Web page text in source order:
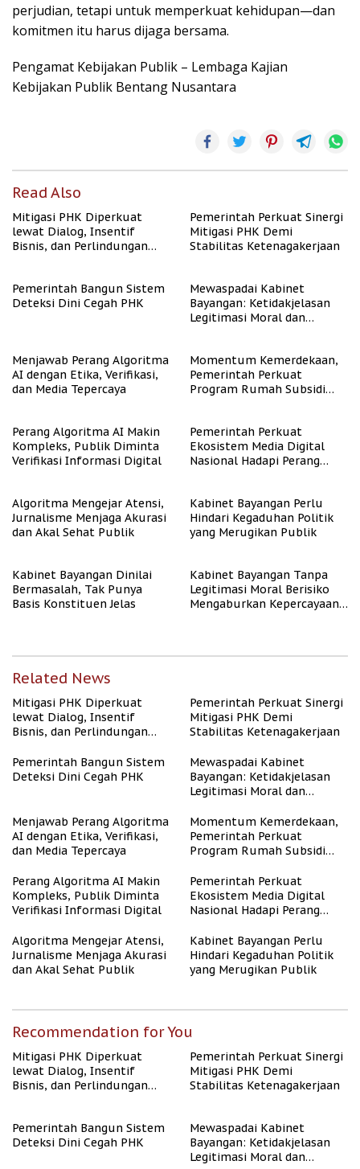
perjudian, tetapi untuk memperkuat kehidupan—dan
komitmen itu harus dijaga bersama.
Pengamat Kebijakan Publik – Lembaga Kajian
Kebijakan Publik Bentang Nusantara
Read Also
Mitigasi PHK Diperkuat
lewat Dialog, Insentif
Bisnis, dan Perlindungan
Pemerintah Perkuat Sinergi
Mitigasi PHK Demi
Stabilitas Ketenagakerjaan
Pemerintah Bangun Sistem
Deteksi Dini Cegah PHK
Mewaspadai Kabinet
Bayangan: Ketidakjelasan
Legitimasi Moral dan
Menjawab Perang Algoritma
AI dengan Etika, Verifikasi,
dan Media Tepercaya
Momentum Kemerdekaan,
Pemerintah Perkuat
Program Rumah Subsidi
Perang Algoritma AI Makin
Kompleks, Publik Diminta
Verifikasi Informasi Digital
Pemerintah Perkuat
Ekosistem Media Digital
Nasional Hadapi Perang
Algoritma Mengejar Atensi,
Jurnalisme Menjaga Akurasi
dan Akal Sehat Publik
Kabinet Bayangan Perlu
Hindari Kegaduhan Politik
yang Merugikan Publik
Kabinet Bayangan Dinilai
Bermasalah, Tak Punya
Basis Konstituen Jelas
Kabinet Bayangan Tanpa
Legitimasi Moral Berisiko
Mengaburkan Kepercayaan
Related News
Mitigasi PHK Diperkuat
lewat Dialog, Insentif
Bisnis, dan Perlindungan
Pemerintah Perkuat Sinergi
Mitigasi PHK Demi
Stabilitas Ketenagakerjaan
Pemerintah Bangun Sistem
Deteksi Dini Cegah PHK
Mewaspadai Kabinet
Bayangan: Ketidakjelasan
Legitimasi Moral dan
Menjawab Perang Algoritma
AI dengan Etika, Verifikasi,
dan Media Tepercaya
Momentum Kemerdekaan,
Pemerintah Perkuat
Program Rumah Subsidi
Berpenghasilan Rendah
Perang Algoritma AI Makin
Kompleks, Publik Diminta
Verifikasi Informasi Digital
Pemerintah Perkuat
Ekosistem Media Digital
Nasional Hadapi Perang
Algoritma Mengejar Atensi,
Jurnalisme Menjaga Akurasi
dan Akal Sehat Publik
Kabinet Bayangan Perlu
Hindari Kegaduhan Politik
yang Merugikan Publik
Recommendation for You
Mitigasi PHK Diperkuat
lewat Dialog, Insentif
Bisnis, dan Perlindungan
Pemerintah Perkuat Sinergi
Mitigasi PHK Demi
Stabilitas Ketenagakerjaan
Pemerintah Bangun Sistem
Deteksi Dini Cegah PHK
Mewaspadai Kabinet
Bayangan: Ketidakjelasan
Legitimasi Moral dan